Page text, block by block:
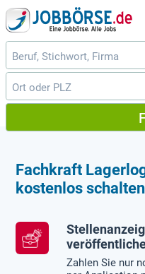
Fachkraft
kostenlos schalten
Zahlen Sie nur